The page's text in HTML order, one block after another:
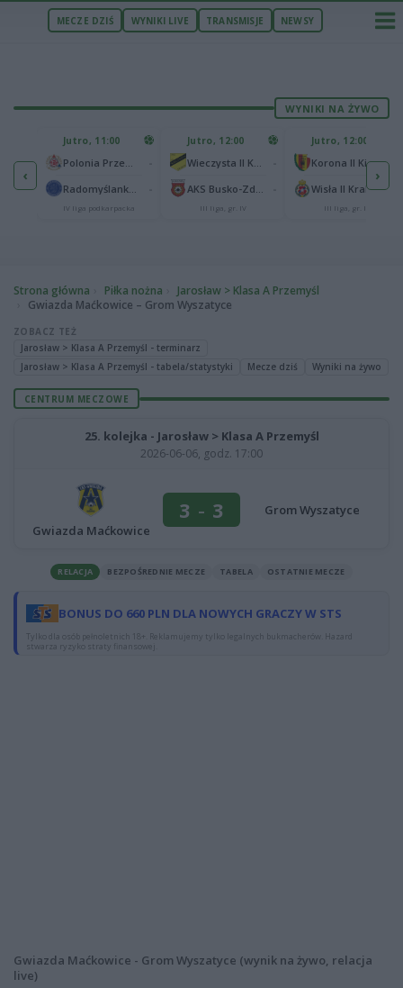
MECZE DZIŚ WYNIKI LIVE TRANSMISJE NEWSY
WYNIKI NA ŻYWO
‹
1
1
Jutro, 11:00
IV liga podkarpacka
Jutro, 12:00
III liga, gr. IV
Jutro, 12:00
Korona II Kielce
Wisła II Kraków
III liga, gr. IV
›
Strona główna Piłka nożna
Jarosław > Klasa A Przemyśl
Gwiazda Maćkowice – Grom Wyszatyce
ZOBACZ TEŻ
Jarosław > Klasa A Przemyśl - terminarz
Jarosław > Klasa A Przemyśl - tabela/statystyki
Mecze dziś Wyniki na żywo
CENTRUM MECZOWE
25. kolejka - Jarosław > Klasa A Przemyśl
2026-06-06, godz. 17:00
Gwiazda Maćkowice
3 - 3 Grom Wyszatyce
RELACJA BEZPOŚREDNIE MECZE TABELA OSTATNIE MECZE
BONUS DO 660 PLN DLA NOWYCH GRACZY W STS
Tylko dla osób pełnoletnich 18+. Reklamujemy tylko legalnych bukmacherów. Hazard
stwarza ryzyko straty finansowej.
Gwiazda Maćkowice - Grom Wyszatyce (wynik na żywo, relacja
live)